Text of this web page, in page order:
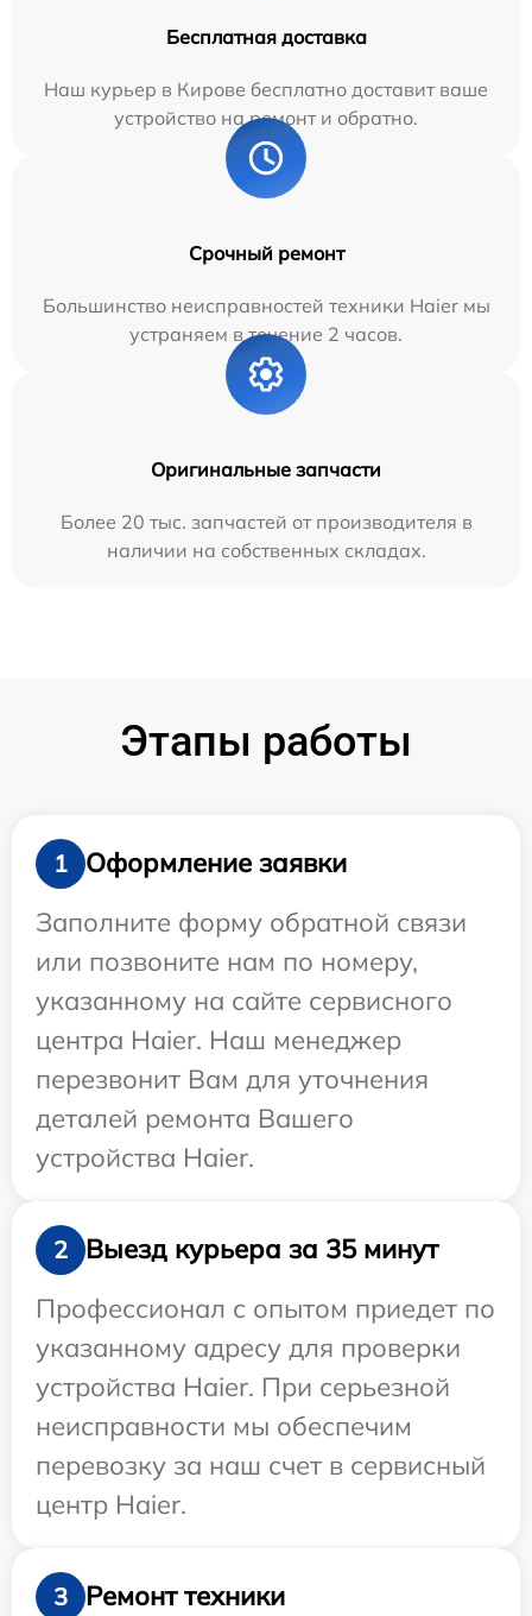
Бесплатная доставка
Наш курьер в Кирове бесплатно доставит ваше
устройство на ремонт и обратно.
Срочный ремонт
Большинство неисправностей техники Haier мы
устраняем в течение 2 часов.
Оригинальные запчасти
Более 20 тыс. запчастей от производителя в
наличии на собственных складах.
Этапы работы
1
Оформление заявки
Заполните форму обратной связи
или позвоните нам по номеру,
указанному на сайте сервисного
центра Haier. Наш менеджер
перезвонит Вам для уточнения
деталей ремонта Вашего
устройства Haier.
2
Выезд курьера за 35 минут
Профессионал с опытом приедет по
указанному адресу для проверки
устройства Haier. При серьезной
неисправности мы обеспечим
перевозку за наш счет в сервисный
центр Haier.
3 Ремонт техники